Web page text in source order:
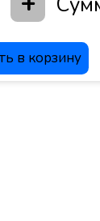
в корзину